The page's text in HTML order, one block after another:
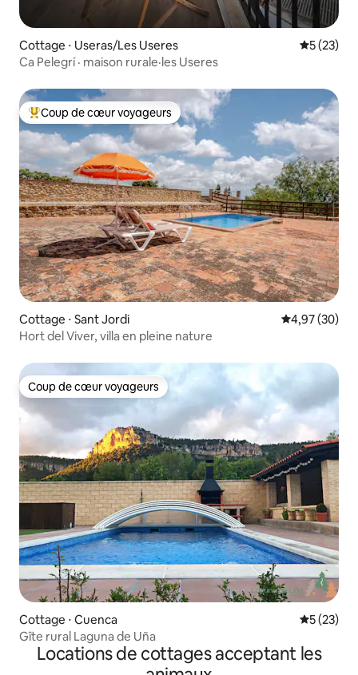
Cottage ⋅ Useras/Les Useres
5 (23)
Ca Pelegrí · maison rurale·les Useres
Coups de cœur voyageurs les plus appréciés
Coup de cœur voyageurs
Cottage ⋅ Sant Jordi Évaluation
4,97 (30)
Hort del Viver, villa en pleine nature
Coup de cœur voyageurs
Coup de cœur voyageurs
Cottage ⋅ Cuenca
5 (23)
Gîte rural Laguna de Uña
Locations de cottages acceptant les